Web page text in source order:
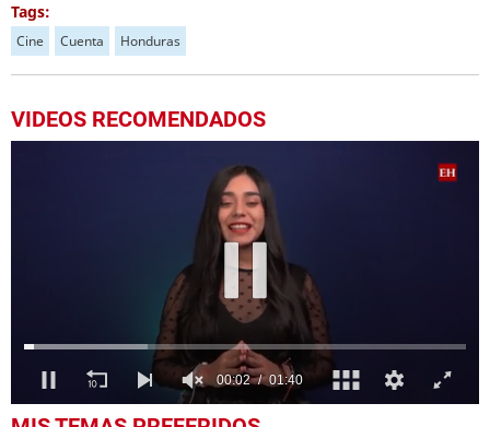
Tags:
Cine Cuenta Honduras
VIDEOS RECOMENDADOS